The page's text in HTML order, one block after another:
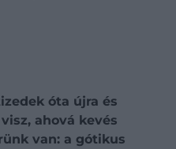
óta újra és
ahová kevés
van: a gótikus